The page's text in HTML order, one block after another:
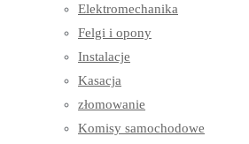
Elektromechanika
Felgi i opony
Instalacje
Kasacja
złomowanie
Komisy samochodowe